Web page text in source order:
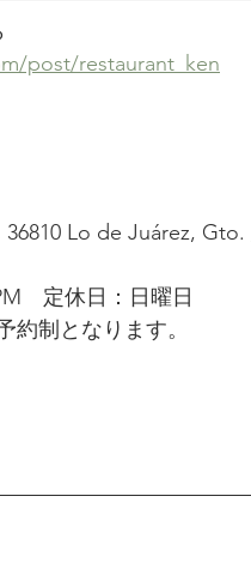
post/restaurant_ken
Lo de Juárez, Gto.
　定休日：日曜日
制となります。